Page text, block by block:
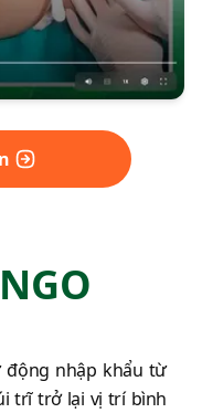
nhập khẩu từ
trĩ trở lại vị trí bình